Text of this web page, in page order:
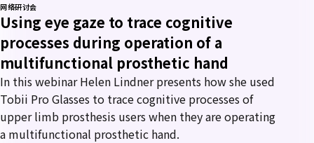
网络研讨会
Using eye gaze to trace cognitive
processes during operation of a
multifunctional prosthetic hand
In this webinar Helen Lindner presents how she used
Tobii Pro Glasses to trace cognitive processes of
upper limb prosthesis users when they are operating
a multifunctional prosthetic hand.